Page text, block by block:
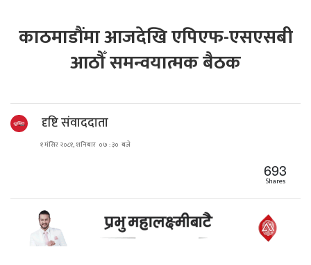
काठमाडौंमा आजदेखि एपिएफ-एसएसबी
आठौँ समन्वयात्मक बैठक
दृष्टि संवाददाता
१ मंसिर २०८१, शनिबार ०७ : ३० बजे
693
Shares